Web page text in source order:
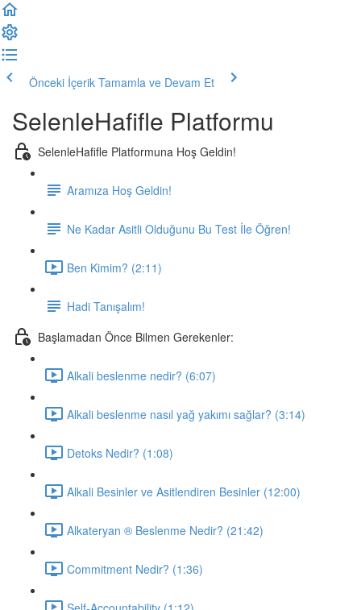
Önceki İçerik Tamamla ve Devam Et
SelenleHafifle Platformu
SelenleHafifle Platformuna Hoş Geldin!
Aramıza Hoş Geldin!
Ne Kadar Asitli Olduğunu Bu Test İle Öğren!
Ben Kimim? (2:11)
Hadi Tanışalım!
Başlamadan Önce Bilmen Gerekenler:
Alkali beslenme nedir? (6:07)
Alkali beslenme nasıl yağ yakımı sağlar? (3:14)
Detoks Nedir? (1:08)
Alkali Besinler ve Asitlendiren Besinler (12:00)
Alkateryan ® Beslenme Nedir? (21:42)
Commitment Nedir? (1:36)